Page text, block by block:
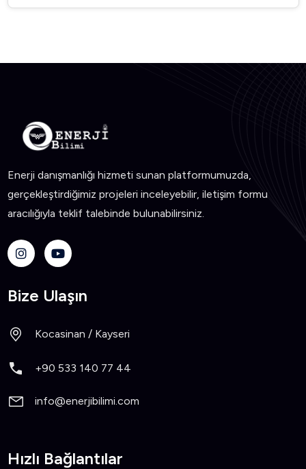
Enerji danışmanlığı hizmeti sunan platformumuzda,
gerçekleştirdiğimiz projeleri inceleyebilir, iletişim formu
aracılığıyla teklif talebinde bulunabilirsiniz.
Bize Ulaşın
Kocasinan / Kayseri
+90 533 140 77 44
info@enerjibilimi.com
Hızlı Bağlantılar